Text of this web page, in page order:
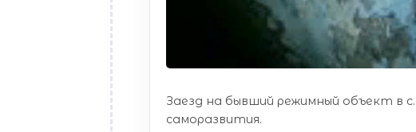
Заезд на бывший режимный объект в
саморазвития.